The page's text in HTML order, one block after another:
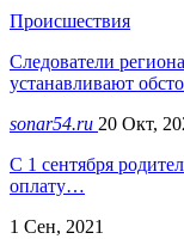
Происшествия
Следователи
устанавливают
sonar54.ru 20 Окт,
C 1 сентября
оплату…
1 Сен, 2021